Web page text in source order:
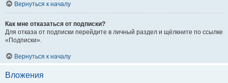
Вернуться к началу
Как мне отказаться от подписки?
Для отказа от подписки перейдите в личный раздел и щёлкните по ссылке
«Подписки».
Вернуться к началу
Вложения